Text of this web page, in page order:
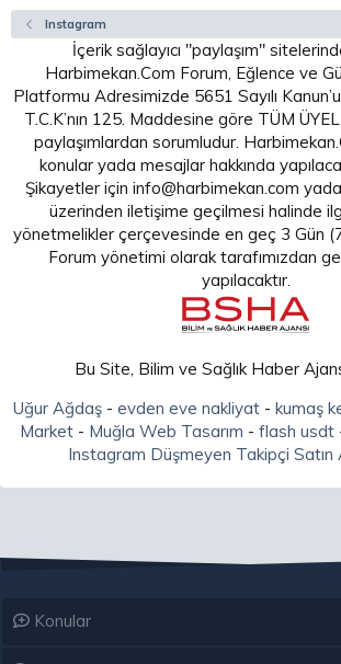
Instagram
İçerik sağlayıcı "paylaşım"
Harbimekan.Com Forum, Eğlence ve
Platformu Adresimizde 5651 Sayılı
T.C.K’nın 125. Maddesine göre TÜM
paylaşımlardan sorumludur.
konular yada mesajlar hakkında
Şikayetler için info@harbimekan.com yada
üzerinden iletişime geçilmesi halinde
yönetmelikler çerçevesinde en geç 3 Gün
Forum yönetimi olarak tarafımızdan
yapılacaktır.
Bu Site, Bilim ve Sağlık Haber
Uğur Ağdaş- evden eve nakliyat- kumaş
Market - Muğla Web Tasarım - flash usdt
Instagram Düşmeyen Takipçi Satın
Konular